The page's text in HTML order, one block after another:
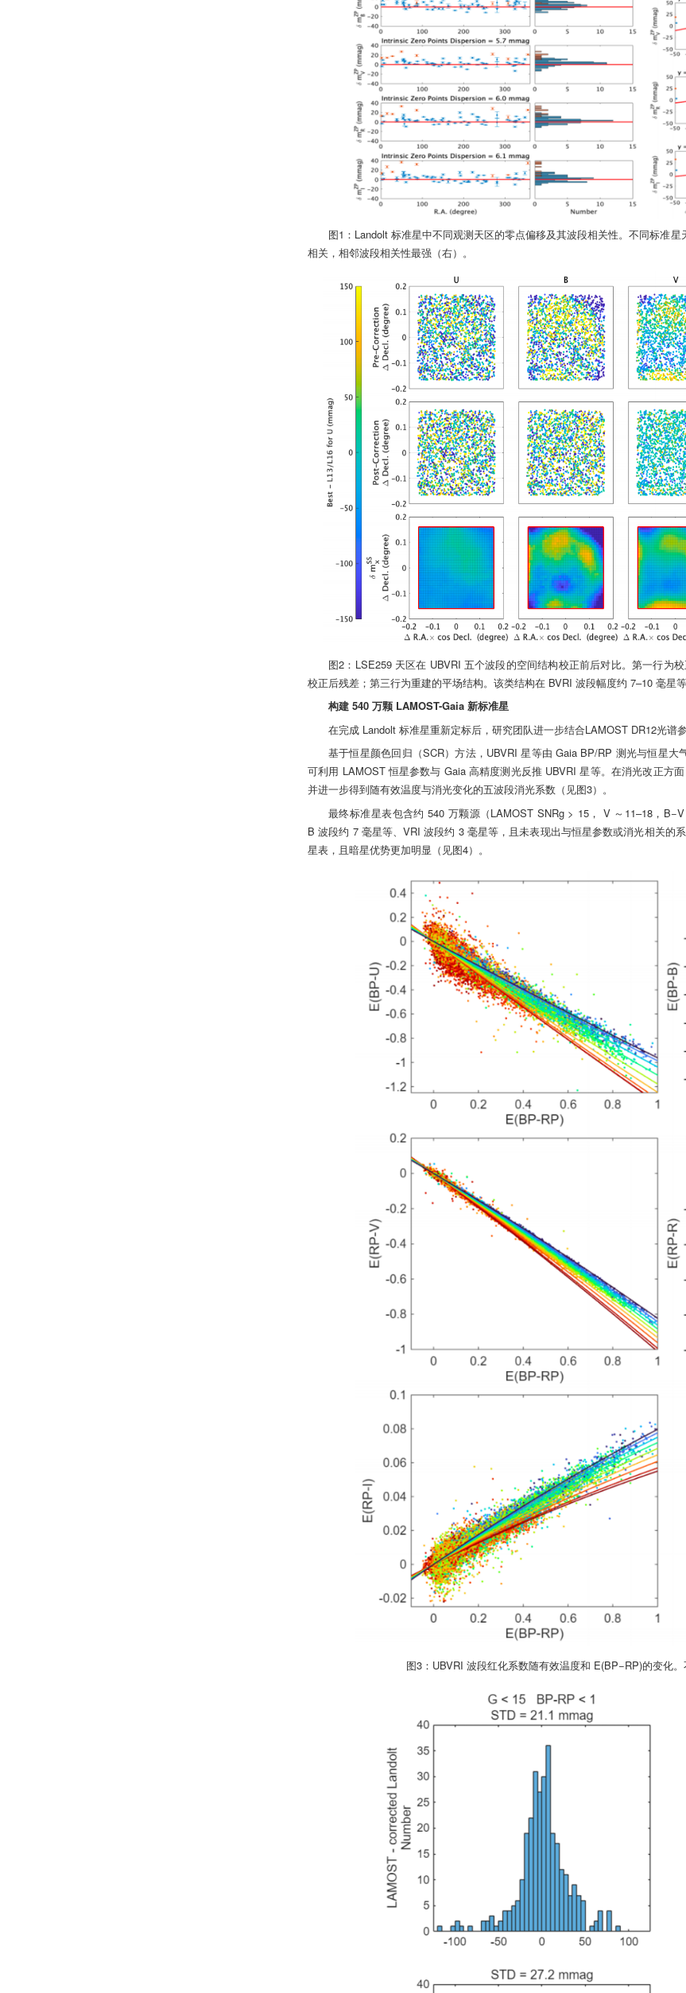
图1：Landolt 标准星中不同观测天区的零点偏移及其波段相关性。不同标准
相关，相邻波段相关性最强（右）。
图2：LSE259 天区在 UBVRI 五个波段的空间结构校正前后对比。第一行为
校正后残差；第三行为重建的平场结构。该类结构在 BVRI 波段幅度约 7–10 毫星
构建 540 万颗 LAMOST-Gaia 新标准星
在完成 Landolt 标准星重新定标后，研究团队进一步结合LAMOST DR12光谱
基于恒星颜色回归（SCR）方法，UBVRI 星等由 Gaia BP/RP 测光与恒星
可利用 LAMOST 恒星参数与 Gaia 高精度测光反推 UBVRI 星等。在消光改正方
并进一步得到随有效温度与消光变化的五波段消光系数（见图3）。
最终标准星表包含约 540 万颗源（LAMOST SNRg > 15， V ～11–18，
B 波段约 7 毫星等、VRI 波段约 3 毫星等，且未表现出与恒星参数或消光相关
星表，且暗星优势更加明显（见图4）。
图3：UBVRI 波段红化系数随有效温度和 E(BP−RP)的变化